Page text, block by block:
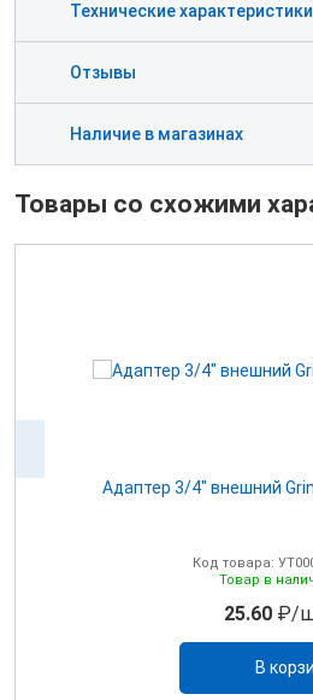
Технические характеристики
Отзывы
Наличие в магазинах
Товары со схожими
Адаптер 3/4" внешний
Код товара:
Товар в
25.60 ₽/
В